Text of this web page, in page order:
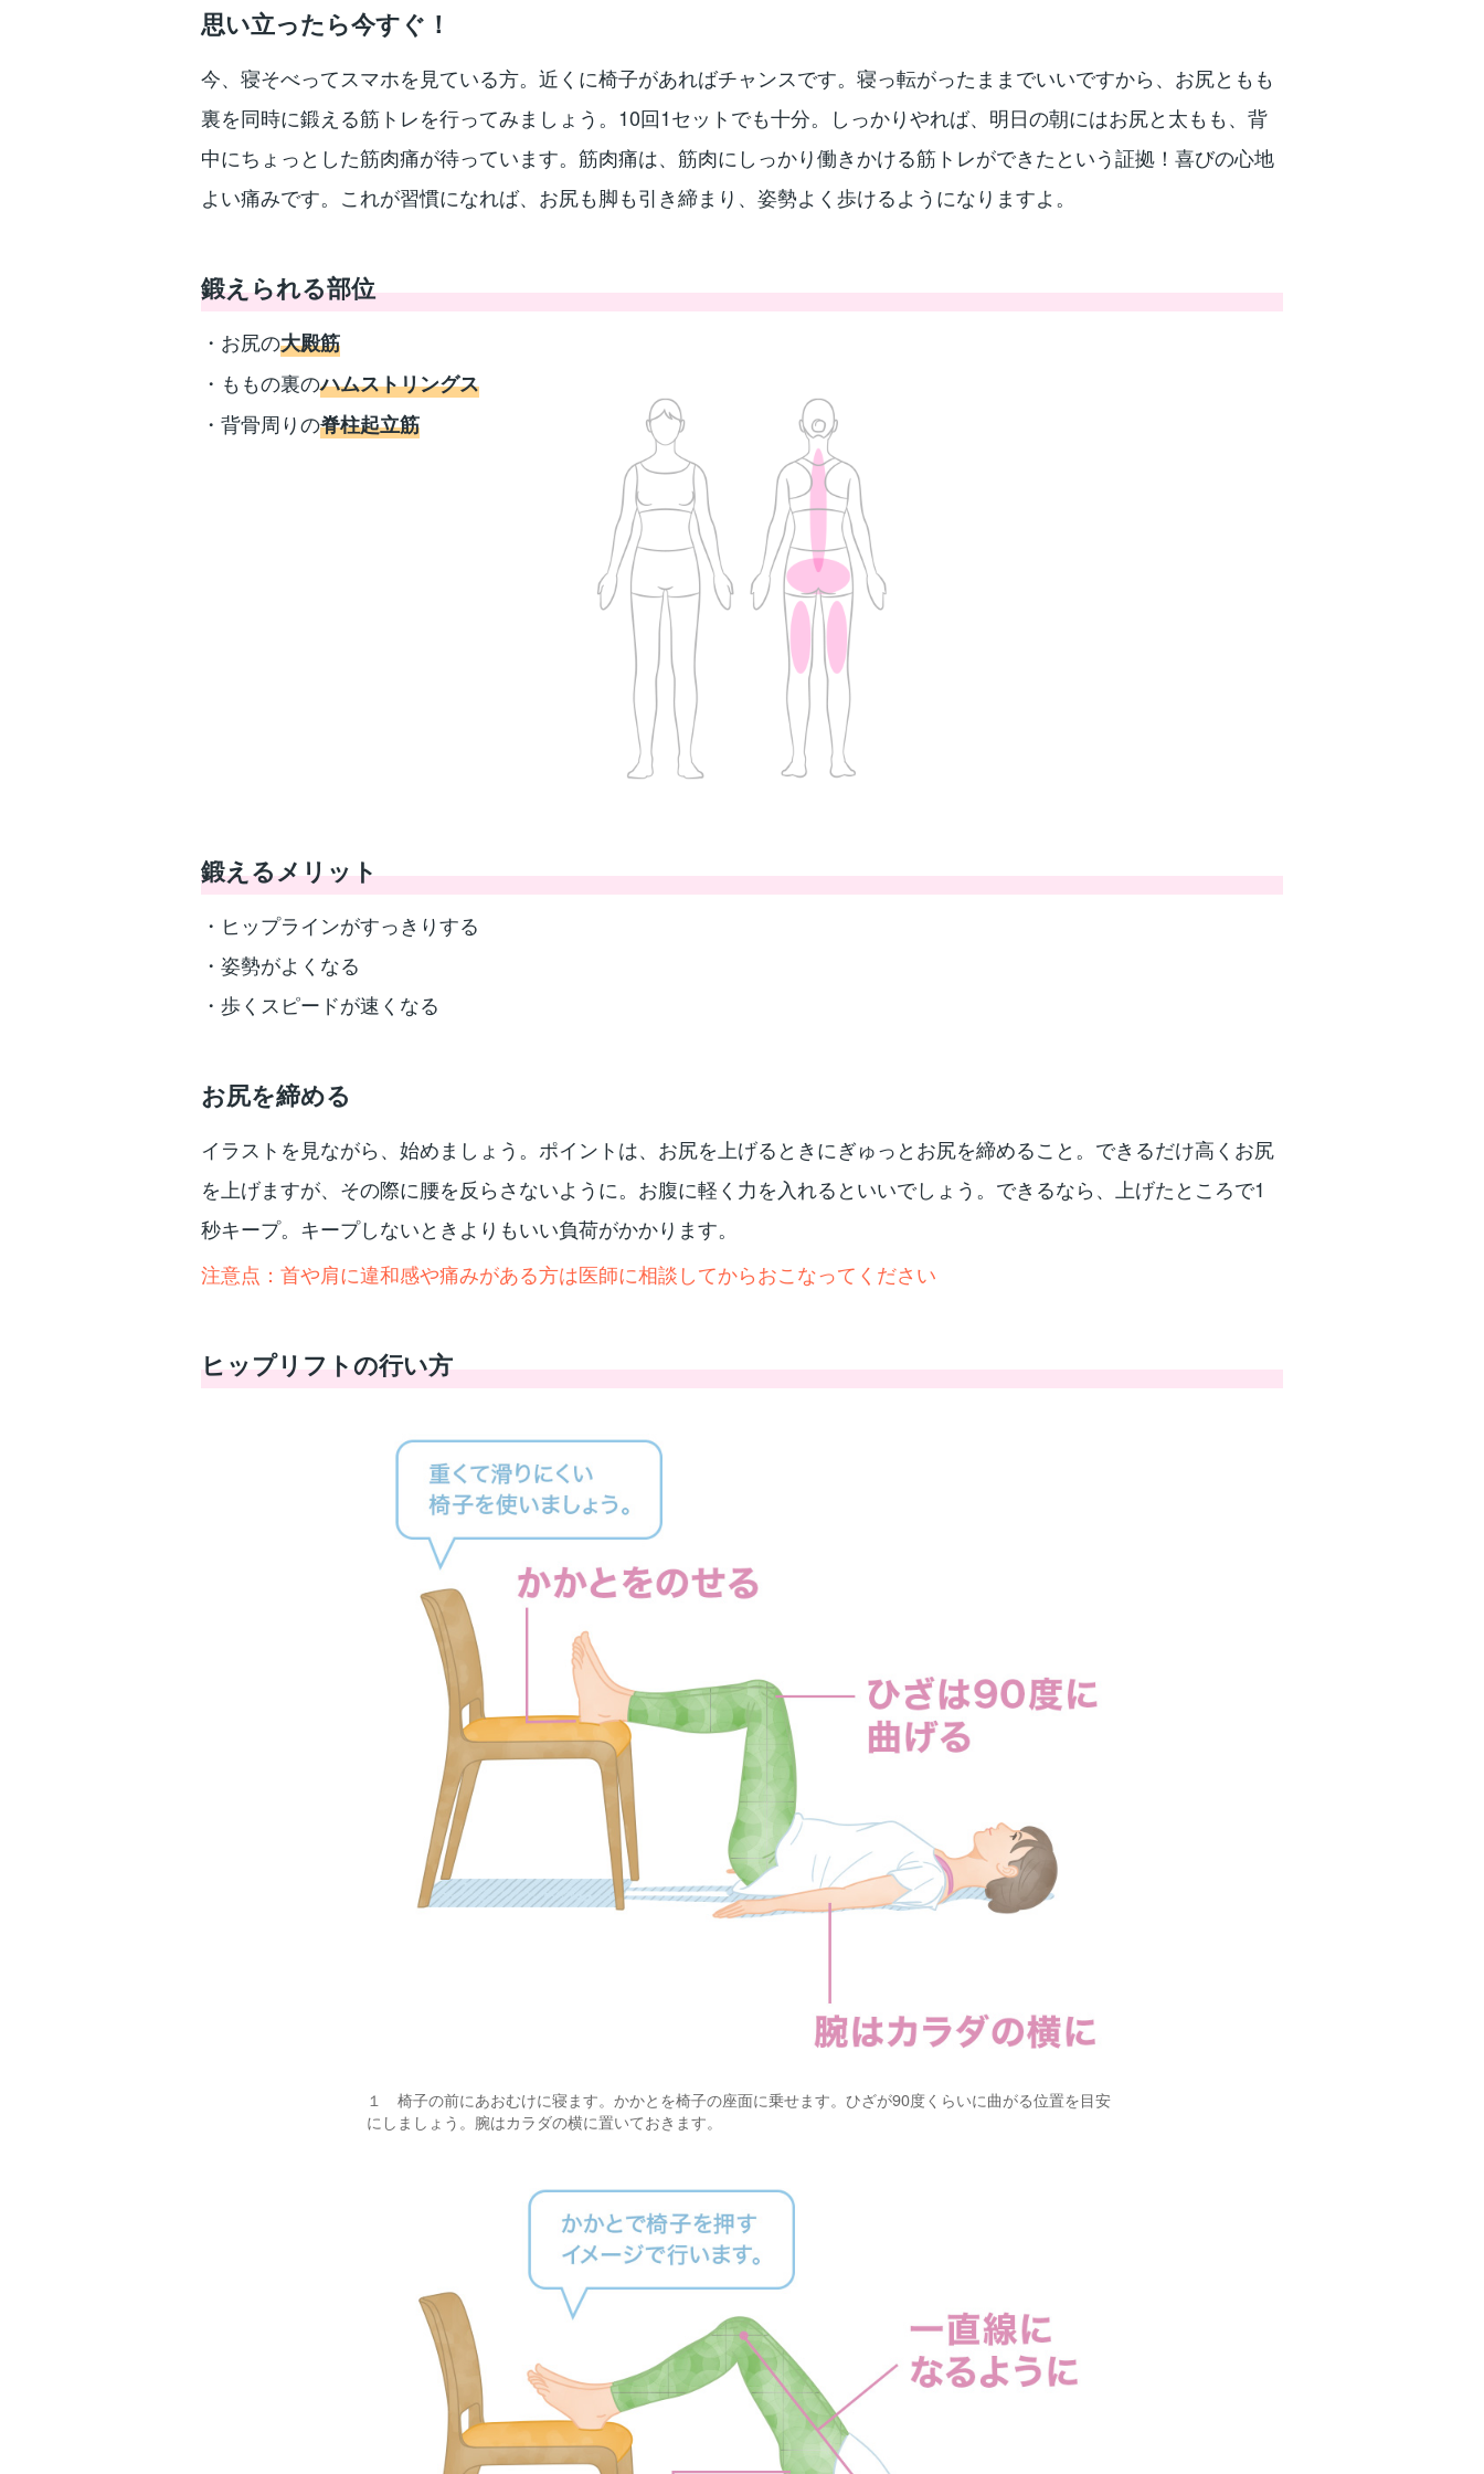
思い立ったら今すぐ！
今、寝そべってスマホを見ている方。近くに椅子があればチャンスです。寝っ転がったままでいいですから、お尻ともも
裏を同時に鍛える筋トレを行ってみましょう。10回1セットでも十分。しっかりやれば、明日の朝にはお尻と太もも、背
中にちょっとした筋肉痛が待っています。筋肉痛は、筋肉にしっかり働きかける筋トレができたという証拠！喜びの心地
よい痛みです。これが習慣になれば、お尻も脚も引き締まり、姿勢よく歩けるようになりますよ。
鍛えられる部位
・お尻の大殿筋
・ももの裏のハムストリングス
・背骨周りの脊柱起立筋
鍛えるメリット
・ヒップラインがすっきりする
・姿勢がよくなる
・歩くスピードが速くなる
お尻を締める
イラストを見ながら、始めましょう。ポイントは、お尻を上げるときにぎゅっとお尻を締めること。できるだけ高くお尻
を上げますが、その際に腰を反らさないように。お腹に軽く力を入れるといいでしょう。できるなら、上げたところで1
秒キープ。キープしないときよりもいい負荷がかかります。
注意点：首や肩に違和感や痛みがある方は医師に相談してからおこなってください
ヒップリフトの行い方
１ 椅子の前にあおむけに寝ます。かかとを椅子の座面に乗せます。ひざが90度くらいに曲がる位置を目安
にしましょう。腕はカラダの横に置いておきます。